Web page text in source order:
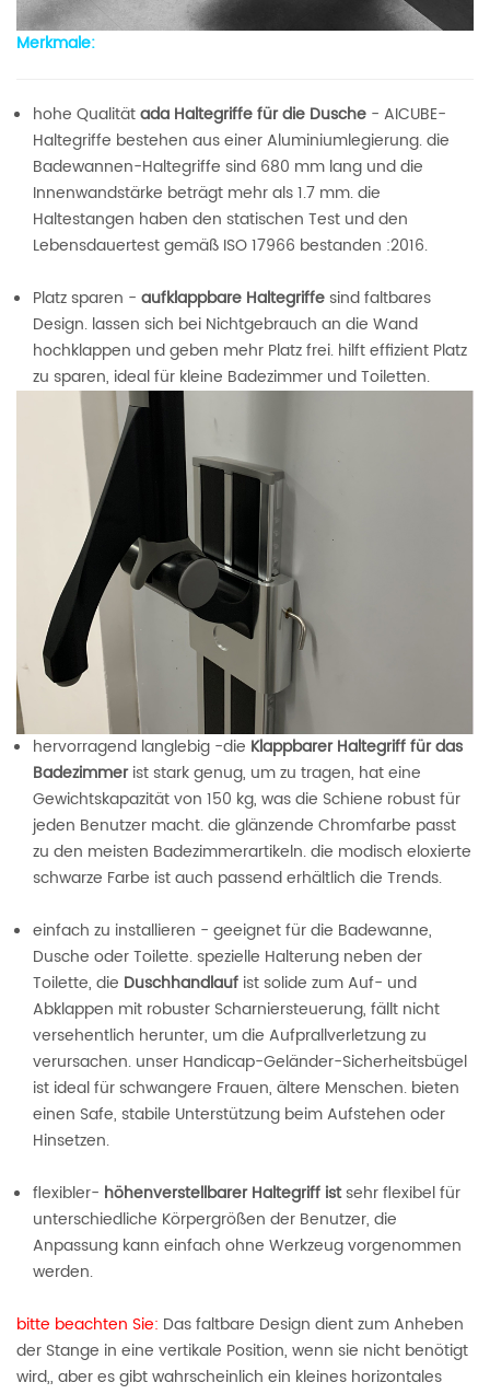
Merkmale:
hohe Qualitätada Haltegriffe für die Dusche - AICUBE-
Haltegriffe bestehen aus einer Aluminiumlegierung. die
Badewannen-Haltegriffe sind 680 mm lang und die
Innenwandstärke beträgt mehr als 1.7 mm. die
Haltestangen haben den statischen Test und den
Lebensdauertest gemäß ISO 17966 bestanden :2016.
Platz sparen - aufklappbare Haltegriffesind faltbares
Design. lassen sich bei Nichtgebrauch an die Wand
hochklappen und geben mehr Platz frei. hilft effizient Platz
zu sparen, ideal für kleine Badezimmer und Toiletten.
hervorragend langlebig -die Klappbarer Haltegriff für das
Badezimmerist stark genug, um zu tragen, hat eine
Gewichtskapazität von 150 kg, was die Schiene robust für
jeden Benutzer macht. die glänzende Chromfarbe passt
zu den meisten Badezimmerartikeln. die modisch eloxierte
schwarze Farbe ist auch passend erhältlich die Trends.
einfach zu installieren - geeignet für die Badewanne,
Dusche oder Toilette. spezielle Halterung neben der
Toilette, die Duschhandlauf ist solide zum Auf- und
Abklappen mit robuster Scharniersteuerung, fällt nicht
versehentlich herunter, um die Aufprallverletzung zu
verursachen. unser Handicap-Geländer-Sicherheitsbügel
ist ideal für schwangere Frauen, ältere Menschen. bieten
einen Safe, stabile Unterstützung beim Aufstehen oder
Hinsetzen.
flexibler- höhenverstellbarer Haltegriff istsehr flexibel für
unterschiedliche Körpergrößen der Benutzer, die
Anpassung kann einfach ohne Werkzeug vorgenommen
werden.
bitte beachten Sie: Das faltbare Design dient zum Anheben
der Stange in eine vertikale Position, wenn sie nicht benötigt
wird,, aber es gibt wahrscheinlich ein kleines horizontales